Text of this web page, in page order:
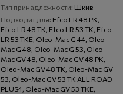
Тип принадлежности Шкив
Подходит для Efco LR 48 PK,
Efco LR 48 TK, Efco LR 53 TK, Efco
LR 53 TKE, Oleo-Mac G 44, Oleo-
Mac G 48, Oleo-Mac G 53, Oleo-
Mac GV 48, Oleo-Mac GV 48 PK,
Oleo-Mac GV 48 TK, Oleo-Mac GV
53, Oleo-Mac GV 53 TK ALL ROAD
PLUS4, Oleo-Mac GV 53 TKE,